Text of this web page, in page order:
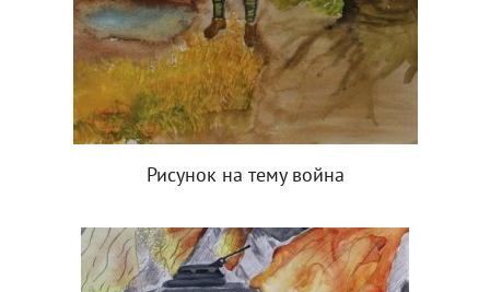
Рисунок на тему война